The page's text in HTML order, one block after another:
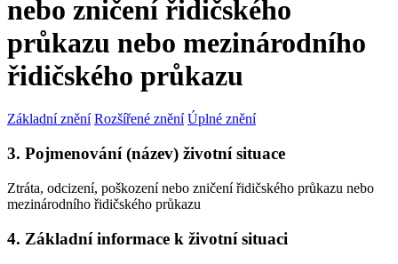
nebo zničení řidičského
průkazu nebo mezinárodního
řidičského průkazu
Základní znění Rozšířené znění Úplné znění
3. Pojmenování (název) životní situace
Ztráta, odcizení, poškození nebo zničení řidičského průkazu nebo
mezinárodního řidičského průkazu
4. Základní informace k životní situaci